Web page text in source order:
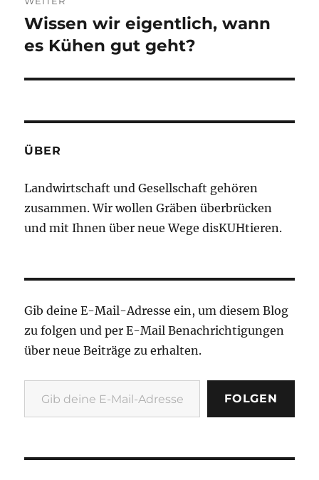
Nächster
Beitrag:
Wissen wir eigentlich, wann
es Kühen gut geht?
ÜBER
Landwirtschaft und Gesellschaft gehören
zusammen. Wir wollen Gräben überbrücken
und mit Ihnen über neue Wege disKUHtieren.
Gib deine E-Mail-Adresse ein, um diesem Blog
zu folgen und per E-Mail Benachrichtigungen
über neue Beiträge zu erhalten.
Gib deine E-Mail-Adresse ein ...
FOLGEN